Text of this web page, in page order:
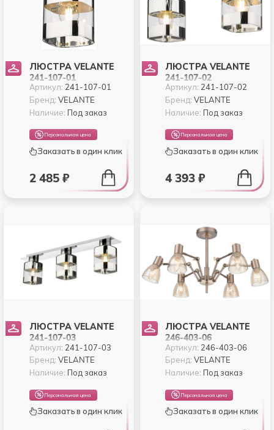
ЛЮСТРА VELANTE
241-107-01
Артикул: 241-107-01
Бренд: VELANTE
Наличие: Под заказ
Персональная цена
Заказать в один клик
2 485 ₽
ЛЮСТРА VELANTE
241-107-02
Артикул: 241-107-02
Бренд:VELANTE
Наличие: Под заказ
Персональная цена
Заказать в один клик
4 393 ₽
ЛЮСТРА VELANTE
241-107-03
Артикул: 241-107-03
Бренд: VELANTE
Наличие: Под заказ
Персональная цена
Заказать в один клик
ЛЮСТРА VELANTE
246-403-06
Артикул: 246-403-06
Бренд:VELANTE
Наличие: Под заказ
Персональная цена
Заказать в один клик